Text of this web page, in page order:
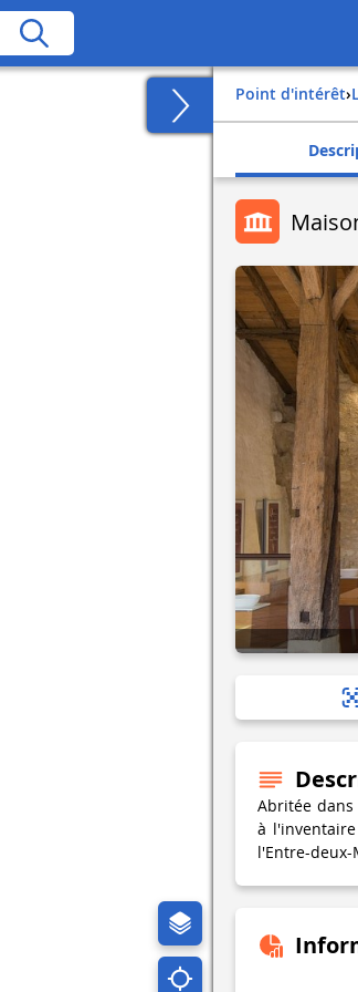
Point d'intérêt›
Abritée
à
l'Entre-deux-